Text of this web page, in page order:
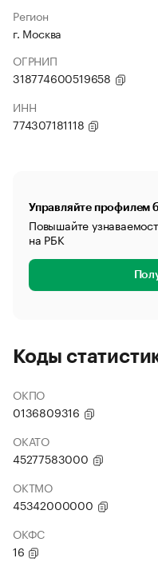
Регион
г. Москва
ОГРНИП
318774600519658
ИНН
774307181118
Управляйте профилем
Повышайте
на РБК
Коды
ОКПО
0136809316
ОКАТО
45277583000
ОКТМО
45342000000
ОКФС
16